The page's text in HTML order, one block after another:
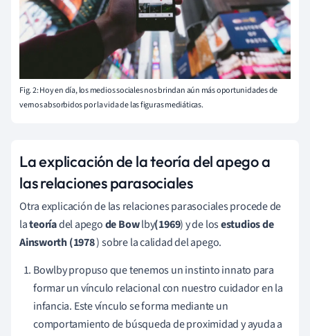
Fig. 2: Hoy en día, los medios sociales nos brindan aún más oportunidades de
vernos absorbidos por la vida de las figuras mediáticas.
La explicación de la teoría del apego a
las relaciones parasociales
Otra explicación de las relaciones parasociales procede de
lateoríadel apegode Bowlby(1969) y de losestudios de
Ainsworth (1978) sobre la calidad del apego.
Bowlby propuso que tenemos un instinto innato para
formar un vínculo relacional con nuestro cuidador en la
infancia. Este vínculo se forma mediante un
comportamiento de búsqueda de proximidad y ayuda a